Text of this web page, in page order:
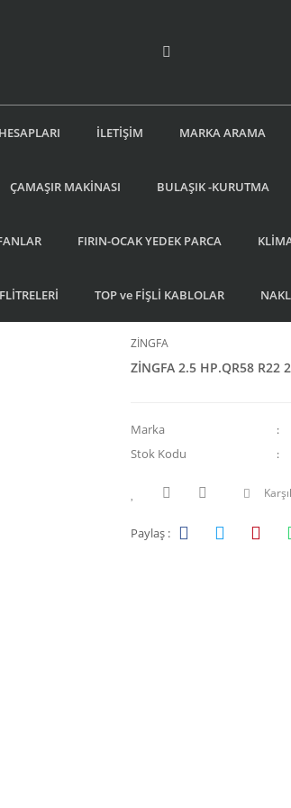
İLETİŞİM MARKA ARAMA
ÇAMAŞIR MAKİNASI BULAŞIK -KURUTMA
FIRIN-OCAK YEDEK PARCA
TOP ve FİŞLİ KABLOLAR
ZİNGFA
ZİNGFA 2.5 HP.QR58 R22
Marka
Stok Kodu
Paylaş :